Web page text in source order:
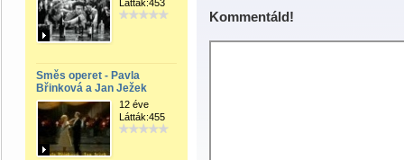
Látták:453
Směs operet - Pavla
Břinková a Jan Ježek
12 éve
Látták:455
Kommentáld!